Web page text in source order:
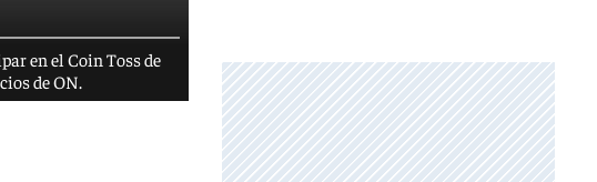
en el Coin Toss de
de ON.